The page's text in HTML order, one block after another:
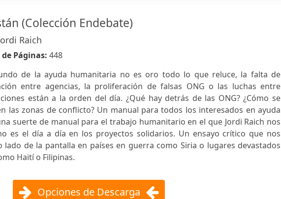
(Colección Endebate)
Raich
Páginas: 448
de la ayuda humanitaria no es oro todo lo que reluce, la falta de
entre agencias, la proliferación de falsas ONG o las luchas entre
están a la orden del día. ¿Qué hay detrás de las ONG? ¿Cómo se
las zonas de conflicto? Un manual para todos los interesados en ayuda
suerte de manual para el trabajo humanitario en el que Jordi Raich nos
es el día a día en los proyectos solidarios. Un ensayo crítico que nos
de la pantalla en países en guerra como Siria o lugares devastados
Haití o Filipinas.
Opciones de Descarga